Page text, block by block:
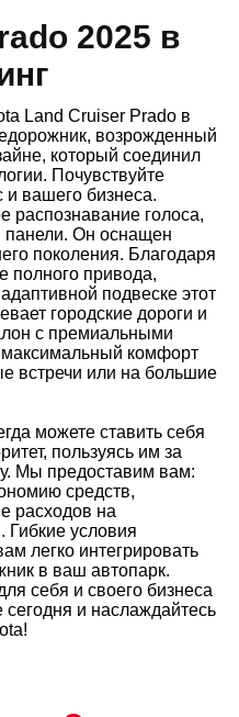
2025 в
Land Cruiser Prado в
возрожденный
который соединил
Почувствуйте
и вашего бизнеса.
распознавание голоса,
Он оснащен
поколения. Благодаря
полного привода,
подвеске этот
городские дороги и
с премиальными
комфорт
встречи или на большие
можете ставить себя
пользуясь им за
Мы предоставим вам:
средств,
расходов на
Гибкие условия
легко интегрировать
в ваш автопарк.
себя и своего бизнеса
сегодня и наслаждайтесь